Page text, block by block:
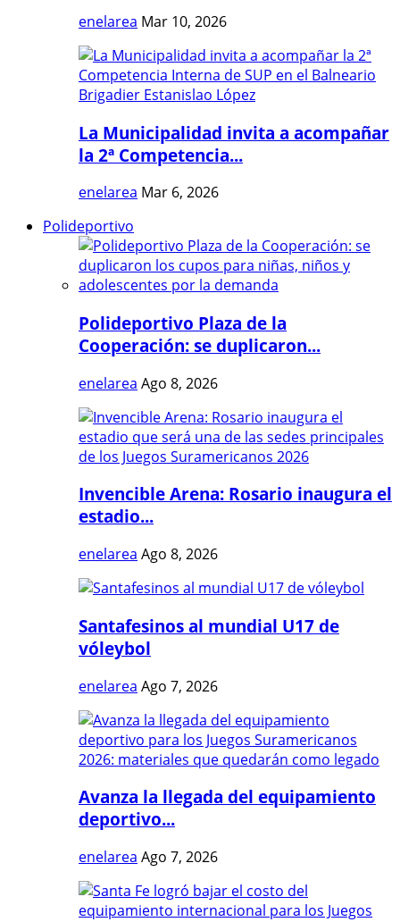
enelarea Mar 10, 2026
La Municipalidad invita a acompañar
la 2ª Competencia...
enelarea Mar 6, 2026
Polideportivo
Polideportivo Plaza de la
Cooperación: se duplicaron...
enelarea Ago 8, 2026
Invencible Arena: Rosario inaugura el
estadio...
enelarea Ago 8, 2026
Santafesinos al mundial U17 de
vóleybol
enelarea Ago 7, 2026
Avanza la llegada del equipamiento
deportivo...
enelarea Ago 7, 2026